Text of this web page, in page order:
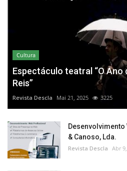
Cultura
Espectáculo teatral “O Ano
Reis”
Revista Descla Mai 21, 2025 3225
& Canoso, Lda.
Revista Descla Abr